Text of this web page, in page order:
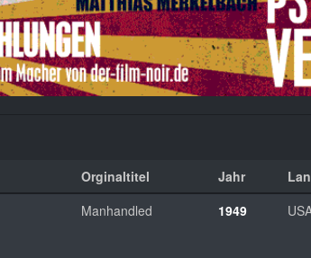
Orginaltitel Jahr
Manhandled 1949